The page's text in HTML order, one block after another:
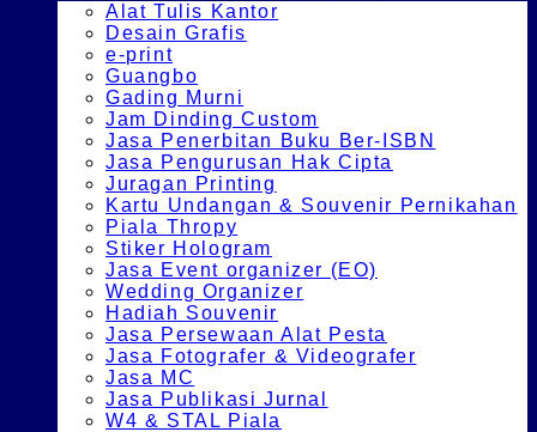
Alat Tulis Kantor
Desain Grafis
e-print
Guangbo
Gading Murni
Jam Dinding Custom
Jasa Penerbitan Buku Ber-ISBN
Jasa Pengurusan Hak Cipta
Juragan Printing
Kartu Undangan & Souvenir Pernikahan
Piala Thropy
Stiker Hologram
Jasa Event organizer (EO)
Wedding Organizer
Hadiah Souvenir
Jasa Persewaan Alat Pesta
Jasa Fotografer & Videografer
Jasa MC
Jasa Publikasi Jurnal
W4 & STAL Piala